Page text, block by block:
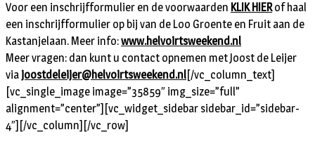
Voor een inschrijfformulier en de voorwaarden KLIK HIERof haal
een inschrijfformulier op bij van de Loo Groente en Fruit aan de
Kastanjelaan. Meer info:www.helvoirtsweekend.nl
Meer vragen: dan kunt u contact opnemen met Joost de Leijer
via joostdeleijer@helvoirtsweekend.nl[/vc_column_text]
[vc_single_image image=”35859″ img_size=”full”
alignment=”center”][vc_widget_sidebar sidebar_id=”sidebar-
4″][/vc_column][/vc_row]